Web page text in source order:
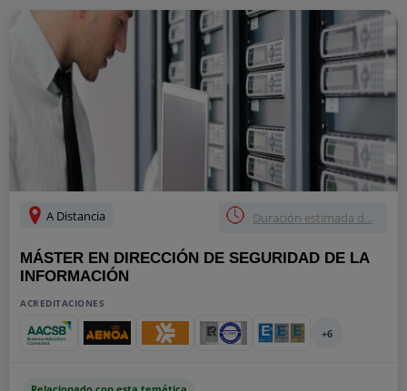
A Distancia Duración estimada d...
MÁSTER EN DIRECCIÓN DE SEGURIDAD DE LA
INFORMACIÓN
ACREDITACIONES
+6